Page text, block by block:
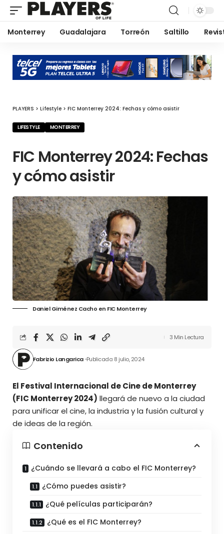
Monterrey Guadalajara Torreón Saltillo
PLAYERS > Lifestyle > FIC Monterrey 2024: Fechas y cómo asistir
LIFESTYLE MONTERREY
FIC Monterrey 2024: Fechas
y cómo asistir
Daniel Giménez Cacho en FIC Monterrey
Fabrizio Langarica Publicado: 8 julio, 2024
3 Min Lectura
El Festival Internacional de Cine de Monterrey
(FIC Monterrey 2024) llegará de nuevo a la ciudad
para unificar el cine, la industria y la fusión cultural y
de ideas de la región.
Contenido
¿Cuándo se llevará a cabo el FIC Monterrey?
¿Cómo puedes asistir?
¿Qué películas participarán?
¿Qué es el FIC Monterrey?